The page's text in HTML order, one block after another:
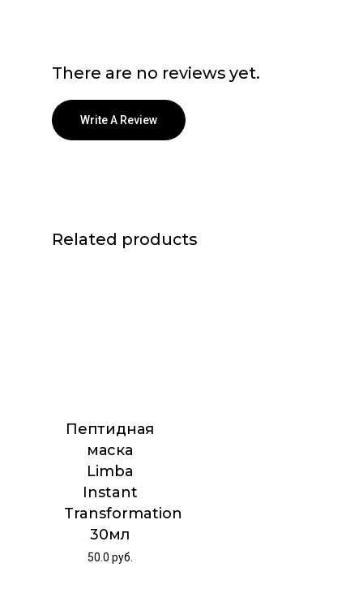
There are no reviews yet.
Write A Review
Related products
Пептидная
маска
Limba
Instant
Transformation
30мл
50.0 руб.